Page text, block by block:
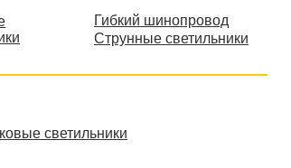
Гибкий шинопровод
Струнные светильники
светильники